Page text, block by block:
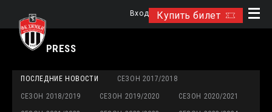
Купить билет
Вход
PRESS
ПОСЛЕДНИЕ НОВОСТИ СЕЗОН 2017/2018
СЕЗОН 2018/2019 СЕЗОН 2019/2020 СЕЗОН 2020/2021